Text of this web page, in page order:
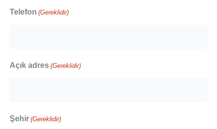
Telefon (Gereklidir)
Açık adres (Gereklidir)
Şehir (Gereklidir)